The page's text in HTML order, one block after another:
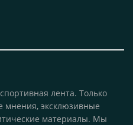
лента. Только
мнения, эксклюзивные
материалы. Мы